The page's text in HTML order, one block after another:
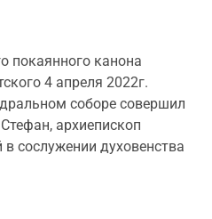
покаянного канона
4 апреля 2022г.
соборе совершил
архиепископ
сослужении духовенства